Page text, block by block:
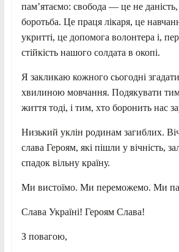
пам’ятаємо: свобода — це не
боротьба. Це праця лікаря, це
укритті, це допомога волонтера і,
стійкість нашого солдата в окопі.
Я закликаю кожного сьогодні
хвилиною мовчання. Подякувати
життя тоді, і тим, хто боронить нас
Низький уклін родинам загиблих.
слава Героям, які пішли у вічність,
спадок вільну країну.
Ми вистоїмо. Ми переможемо. Ми
Слава Україні! Героям Слава!
З повагою,